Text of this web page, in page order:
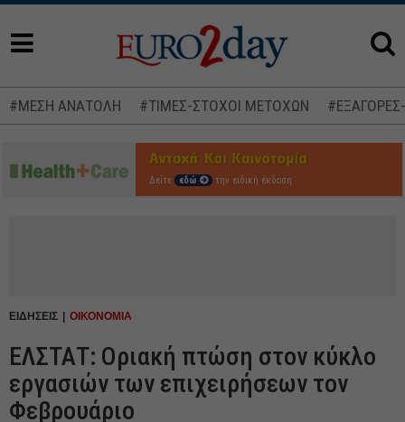
#ΜΕΣΗ ΑΝΑΤΟΛΗ #ΤΙΜΕΣ-ΣΤΟΧΟΙ ΜΕΤΟΧΩΝ
Δείτε εδώ την ειδική έκδοση
ΕΙΔΗΣΕΙΣ ΟΙΚΟΝΟΜΙΑ
ΕΛΣΤΑΤ: Οριακή πτώση στον κύκλο
εργασιών των επιχειρήσεων τον
Φεβρουάριο